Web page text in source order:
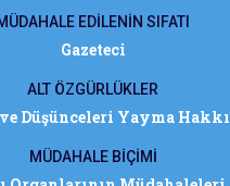
EDİLENİN SIFATI
Gazeteci
ALT ÖZGÜRLÜKLER
Düşünceleri Yayma Hakkı
MÜDAHALE BİÇİMİ